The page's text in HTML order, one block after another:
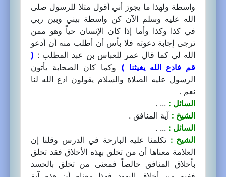
واسطة ولهذا ما يجوز أني أقول مثلا للرسول صلى
الله عليه وسلم الآن كن واسطة بيني وبين ربي
في كذا وكذا وأما إذا كان الإنسان حياً وهو ممن
ترجى إجابة دعوته فلا بأس أن أطلب منه أن أدعو
الله لي كما قال عمر للعباس بن عبد المطلب : (
قم فادع الله يغيثنا ) وكما كان الصحابة يأتون
الرسول عليه الصلاة والسلام يقولون ادع الله لنا
نعم .
السائل : ... .
الشيخ : آية المنافق .
السائل : ... .
الشيخ : تكلمنا عليه البارحة في الدرس وقلنا إن
العلامة معناها أن من تخلق بهذه الأخلاق فقد تخلق
بأخلاق المنافق خالصاً فمعنى من تخلق بالحسد